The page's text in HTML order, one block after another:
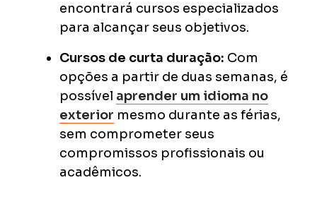
encontrará cursos especializados
para alcançar seus objetivos.
Cursos de curta duração: Com
opções a partir de duas semanas, é
possível aprender um idioma no
exterior mesmo durante as férias,
sem comprometer seus
compromissos profissionais ou
acadêmicos.